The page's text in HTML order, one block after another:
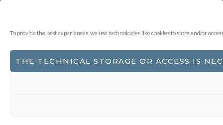
To provide the best experiences, we use technologies like cookies to store and/or
THE TECHNICAL STORAGE OR ACCESS IS